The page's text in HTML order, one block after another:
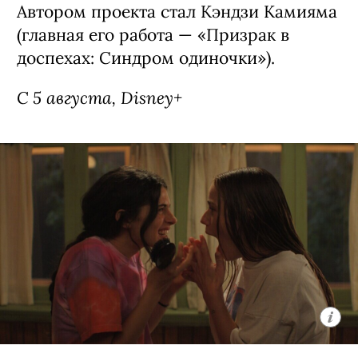
Сериал «Звездные войны: Видения —
Девятый джедай» / Star Wars: Visions
Presents - The Ninth Jedi, премьера
(18+)